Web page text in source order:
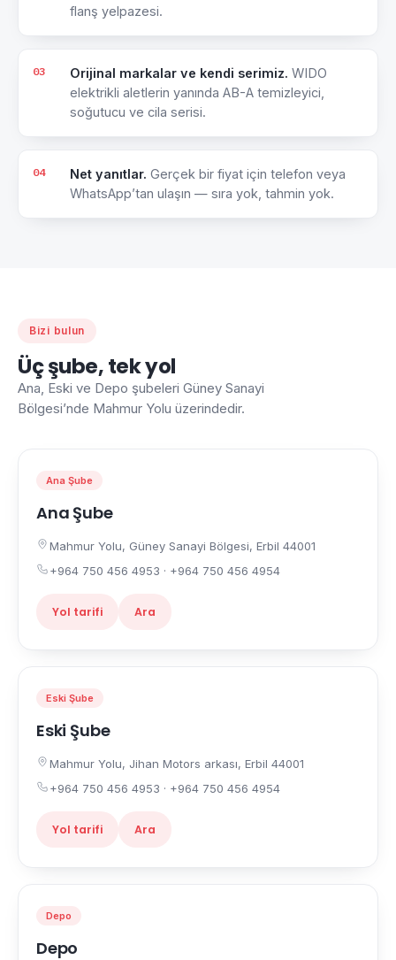
flanş yelpazesi.
03 Orijinal markalar ve kendi serimiz. WIDO
elektrikli aletlerin yanında AB-A temizleyici,
soğutucu ve cila serisi.
04 Net yanıtlar. Gerçek bir fiyat için telefon veya
WhatsApp’tan ulaşın — sıra yok, tahmin yok.
Bizi bulun
Üç şube, tek yol
Ana, Eski ve Depo şubeleri Güney Sanayi
Bölgesi’nde Mahmur Yolu üzerindedir.
Ana Şube
Ana Şube
Mahmur Yolu, Güney Sanayi Bölgesi, Erbil 44001
+964 750 456 4953 · +964 750 456 4954
Yol tarifi Ara
Eski Şube
Eski Şube
Mahmur Yolu, Jihan Motors arkası, Erbil 44001
+964 750 456 4953 · +964 750 456 4954
Yol tarifi Ara
Depo
Depo